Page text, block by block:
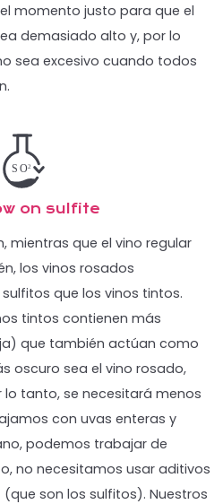
momento justo para que el
demasiado alto y, por lo
sea excesivo cuando todos
on sulfite
mientras que el vino regular
los vinos rosados
que los vinos tintos.
tintos contienen más
que también actúan como
oscuro sea el vino rosado,
tanto, se necesitará menos
con uvas enteras y
podemos trabajar de
no necesitamos usar aditivos
son los sulfitos). Nuestros